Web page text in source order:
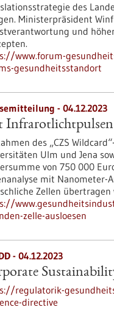
des
Ministerpräsident
und
www.forum-
gesundheitsstandort
- 04.12.2023
des „CZS
Ulm und Jena
von 750 000
mit Nanometer-
Zellen übertragen
zelle-ausloesen
- 04.12.2023
regulatorik-
directive